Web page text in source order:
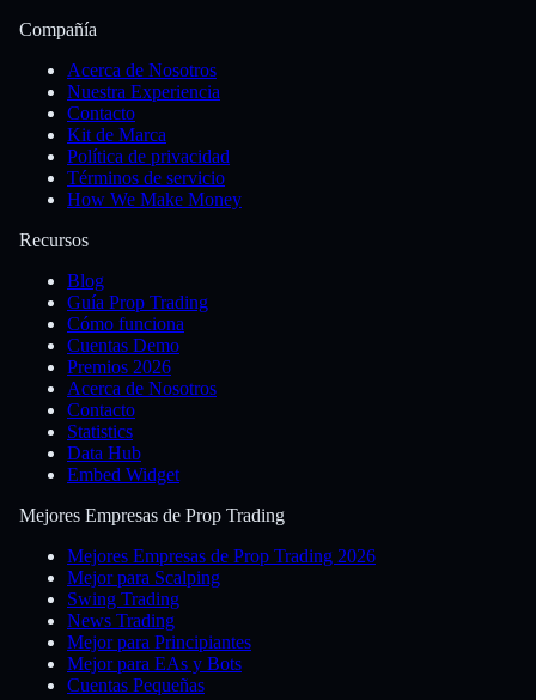
Compañía
Acerca de Nosotros
Nuestra Experiencia
Contacto
Kit de Marca
Política de privacidad
Términos de servicio
How We Make Money
Recursos
Blog
Guía Prop Trading
Cómo funciona
Cuentas Demo
Premios 2026
Acerca de Nosotros
Contacto
Statistics
Data Hub
Embed Widget
Mejores Empresas de Prop Trading
Mejores Empresas de Prop Trading 2026
Mejor para Scalping
Swing Trading
News Trading
Mejor para Principiantes
Mejor para EAs y Bots
Cuentas Pequeñas